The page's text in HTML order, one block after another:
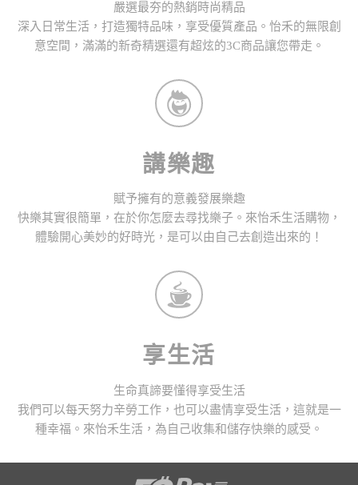
嚴選最夯的熱銷時尚精品
深入日常生活，打造獨特品味，享受優質產品。怡禾的無限創
意空間，滿滿的新奇精選還有超炫的3C商品讓您帶走。
講樂趣
賦予擁有的意義發展樂趣
快樂其實很簡單，在於你怎麼去尋找樂子。來怡禾生活購物，
體驗開心美妙的好時光，是可以由自己去創造出來的！
享生活
生命真諦要懂得享受生活
我們可以每天努力辛勞工作，也可以盡情享受生活，這就是一
種幸福。來怡禾生活，為自己收集和儲存快樂的感受。